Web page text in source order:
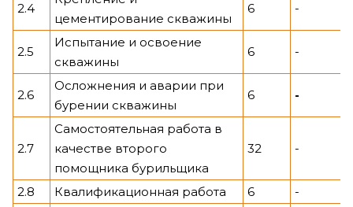
2.4
цементирование скважины
6 -
2.5
Испытание и освоение
скважины
6 -
2.6
Осложнения и аварии при
бурении скважины
6 -
2.7
Самостоятельная работа в
качестве второго
помощника бурильщика
32 -
2.8 Квалификационная работа 6
-